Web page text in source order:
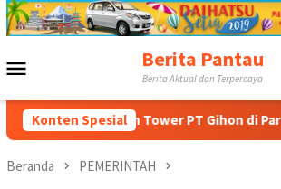
Loncat
ke
Berita Pantau
Berita Aktual dan Terpercaya
Konten Spesial
Tower PT Gihon di Parung
Beranda PEMERINTAH